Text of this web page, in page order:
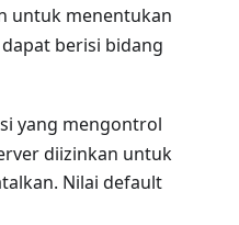
untuk menentukan
berisi bidang
yang mengontrol
diizinkan untuk
Nilai default